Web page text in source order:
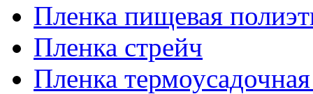
Пленка пищевая
Пленка стрейч
Пленка